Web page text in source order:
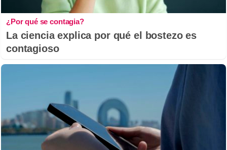
¿Por qué se contagia?
La ciencia explica por qué el bostezo es
contagioso